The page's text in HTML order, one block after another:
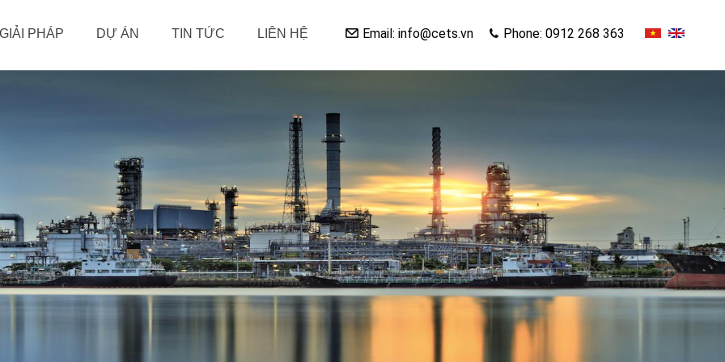
Email: info@cets.vn Phone: 0912 268 363
GIẢI PHÁP DỰ ÁN TIN TỨC LIÊN HỆ